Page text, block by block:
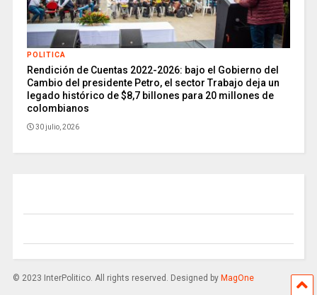
POLITICA
Rendición de Cuentas 2022-2026: bajo el Gobierno del
Cambio del presidente Petro, el sector Trabajo deja un
legado histórico de $8,7 billones para 20 millones de
colombianos
30 julio, 2026
© 2023 InterPolitico. All rights reserved. Designed by MagOne